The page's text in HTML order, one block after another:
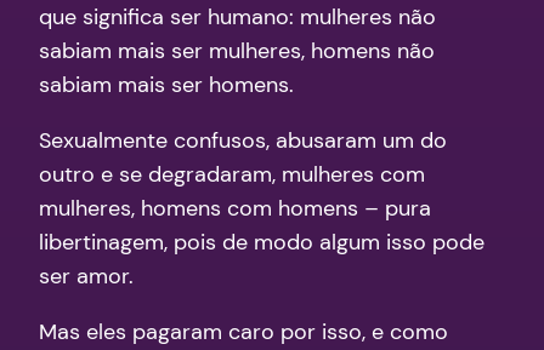
que significa ser humano: mulheres não
sabiam mais ser mulheres, homens não
sabiam mais ser homens.
Sexualmente confusos, abusaram um do
outro e se degradaram, mulheres com
mulheres, homens com homens – pura
libertinagem, pois de modo algum isso pode
ser amor.
Mas eles pagaram caro por isso, e como